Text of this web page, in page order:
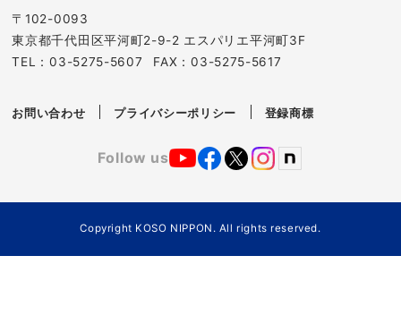
〒102-0093
東京都千代田区平河町2-9-2 エスパリエ平河町3F
TEL：03-5275-5607 FAX：03-5275-5617
お問い合わせ プライバシーポリシー 登録商標
Follow us
Copyright KOSO NIPPON. All rights reserved.